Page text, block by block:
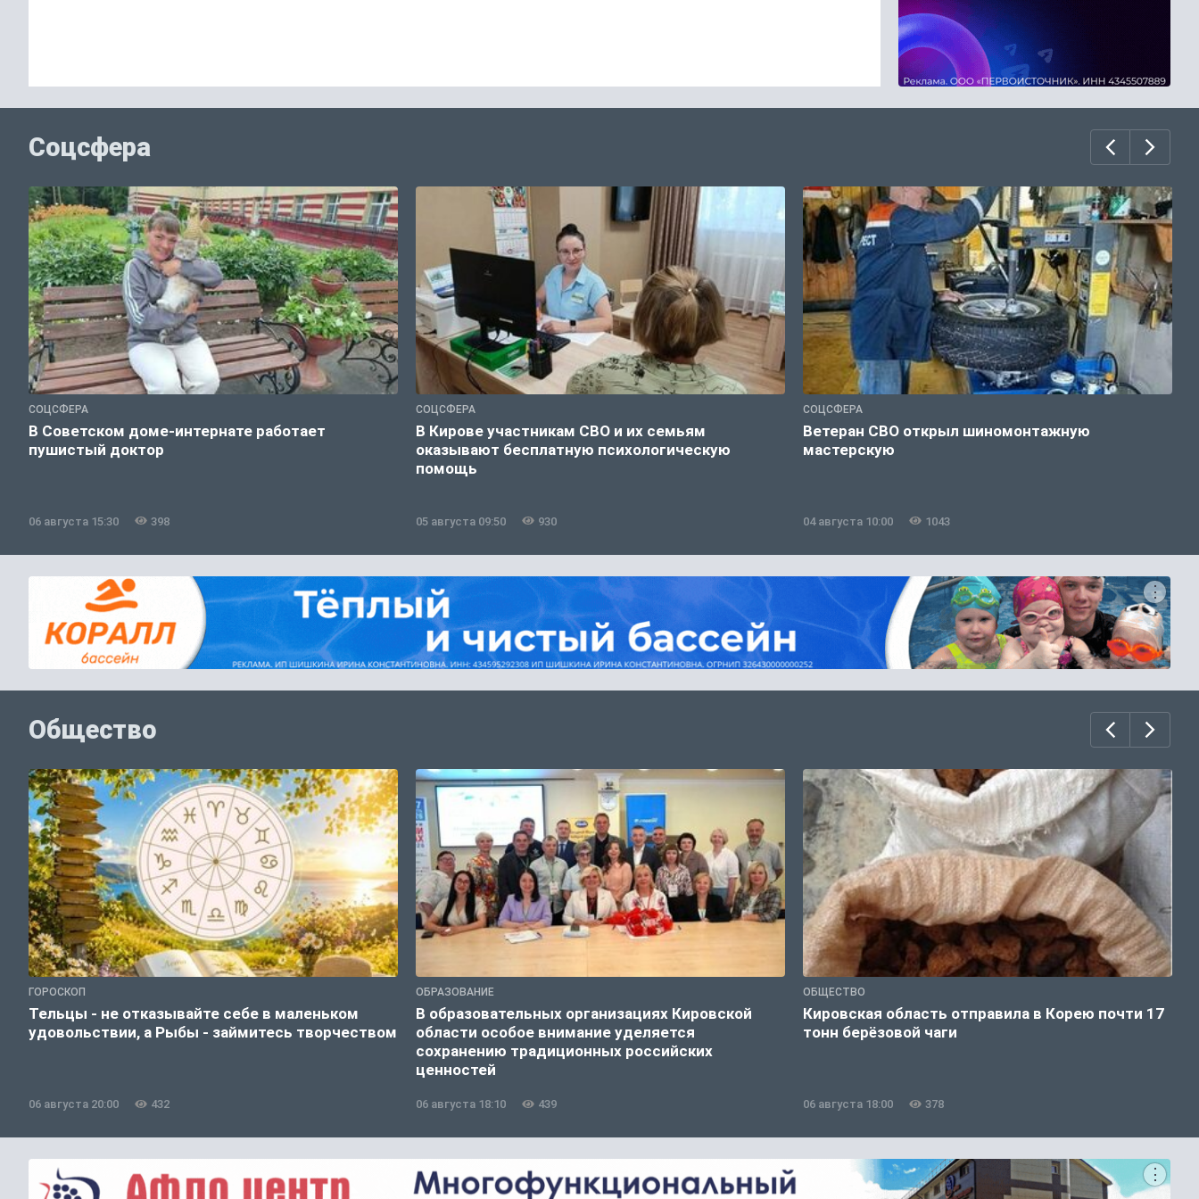
Соцсфера
СОЦСФЕРА
В Советском доме-интернате работает
пушистый доктор
06 августа 15:30 398
СОЦСФЕРА
В Кирове участникам СВО и их семьям
оказывают бесплатную психологическую
помощь
05 августа 09:50 930
СОЦСФЕРА
Ветеран СВО открыл шиномонтажную
мастерскую
04 августа 10:00 1043
Общество
ГОРОСКОП
Тельцы - не отказывайте себе в маленьком
удовольствии, а Рыбы - займитесь творчеством
06 августа 20:00 432
ОБРАЗОВАНИЕ
В образовательных организациях Кировской
области особое внимание уделяется
сохранению традиционных российских
ценностей
06 августа 18:10 439
ОБЩЕСТВО
Кировская область отправила в Корею почти 17
тонн берёзовой чаги
06 августа 18:00 378